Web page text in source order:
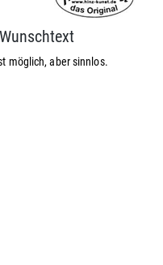
möglich, aber sinnlos.